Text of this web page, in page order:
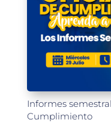
Informes
Cumplimiento